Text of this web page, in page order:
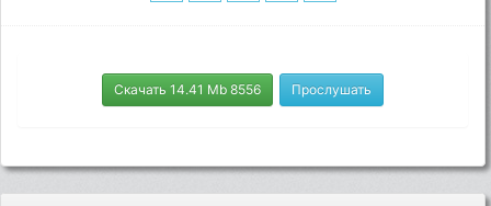
Скачать 14.41 Mb 8556 Прослушать